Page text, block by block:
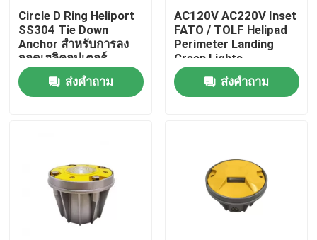
ควบคุมคุณภาพ
ติดต่อเรา
ขอใบเสนอราคา
ไฟอุดตันพลังงานแสงอาทิตย์
Circle D Ring Heliport
SS304 Tie Down
Anchor สำหรับการลง
จอดเฮลิคอปเตอร์
ส่งคำถาม
AC120V AC220V Inset
FATO / TOLF Helipad
Perimeter Landing
Green Lights
ส่งคำถาม